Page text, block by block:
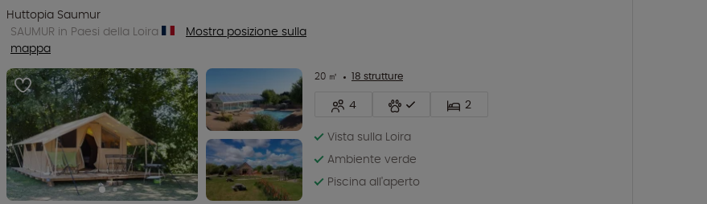
Huttopia Saumur
SAUMUR in Paesi della Loira
Mostra posizione sulla
mappa
20 ㎡ 18 strutture
4
2
Vista sulla Loira
Ambiente verde
Piscina all'aperto